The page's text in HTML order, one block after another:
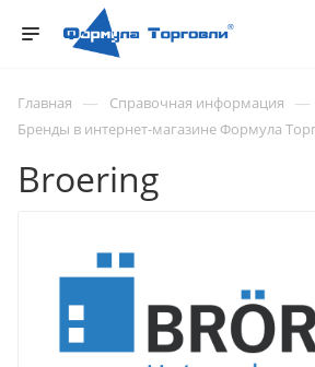
Главная — Справочная информация —
Бренды в интернет-магазине Формула
Broering